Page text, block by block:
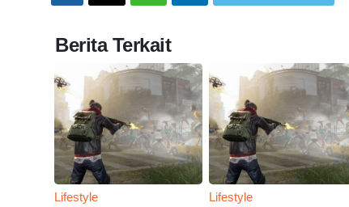
Berita Terkait
Lifestyle Lifestyle